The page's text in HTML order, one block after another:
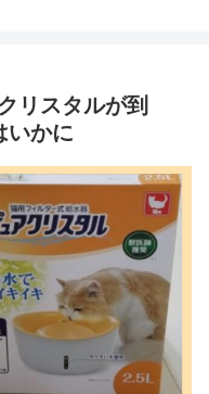
リスタルが到
いかに